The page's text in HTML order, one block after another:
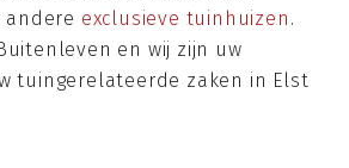
exclusieve tuinhuizen .
en wij zijn uw
tuingerelateerde zaken in Elst